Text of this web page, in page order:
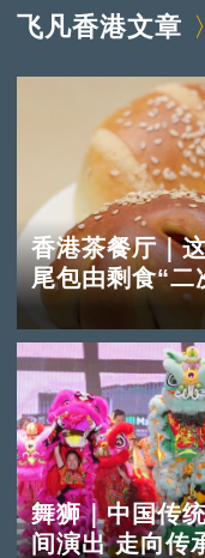
飞凡香港文章
香港茶餐厅｜
尾包由剩食“二
舞狮｜中国传
间演出 走向传